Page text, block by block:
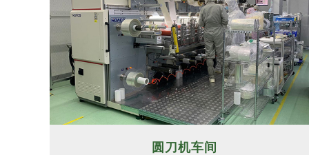
圆刀机车间